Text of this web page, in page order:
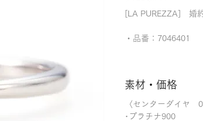
[LA PUREZZA] 婚
・品番：7046401
素材・価格
〈センターダイヤ
･プラチナ900